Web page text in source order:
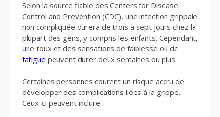
Selon la source fiable des Centers for Disease
Control and Prevention (CDC), une infection grippale
non compliquée durera de trois à sept jours chez la
plupart des gens, y compris les enfants. Cependant,
une toux et des sensations de faiblesse ou de
fatigue peuvent durer deux semaines ou plus.
Certaines personnes courent un risque accru de
développer des complications liées à la grippe.
Ceux-ci peuvent inclure :